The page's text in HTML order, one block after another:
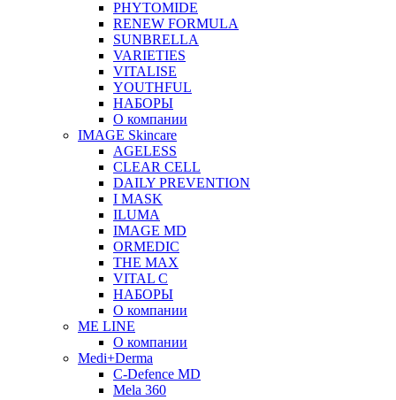
PHYTOMIDE
RENEW FORMULA
SUNBRELLA
VARIETIES
VITALISE
YOUTHFUL
НАБОРЫ
О компании
IMAGE Skincare
AGELESS
CLEAR CELL
DAILY PREVENTION
I MASK
ILUMA
IMAGE MD
ORMEDIC
THE MAX
VITAL C
НАБОРЫ
О компании
ME LINE
О компании
Medi+Derma
C-Defence MD
Mela 360